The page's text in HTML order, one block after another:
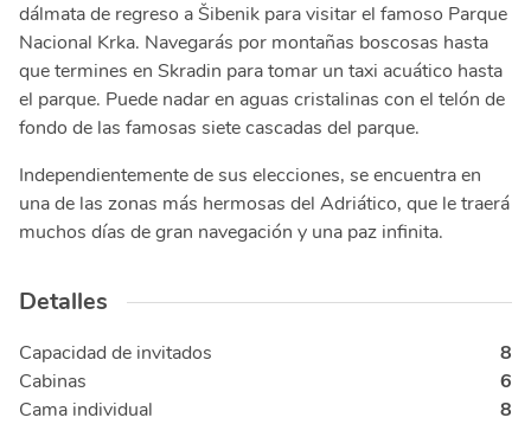
dálmata de regreso a Šibenik para visitar el famoso Parque
Nacional Krka. Navegarás por montañas boscosas hasta
que termines en Skradin para tomar un taxi acuático hasta
el parque. Puede nadar en aguas cristalinas con el telón de
fondo de las famosas siete cascadas del parque.
Independientemente de sus elecciones, se encuentra en
una de las zonas más hermosas del Adriático, que le traerá
muchos días de gran navegación y una paz infinita.
Detalles
Capacidad de invitados
8
Cabinas
6
Cama individual
8